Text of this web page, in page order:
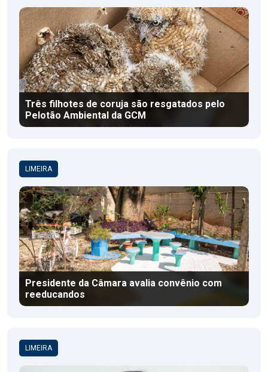
Três filhotes de coruja são resgatados pelo
Pelotão Ambiental da GCM
LIMEIRA
Presidente da Câmara avalia convênio com
reeducandos
LIMEIRA